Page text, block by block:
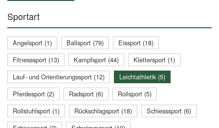
Sportart
Angelsport (1) Ballsport (79)
Eissport (18)
Fitnesssport (13)
Kampfsport (44)
Klettersport (1)
Lauf- und Orientierungssport (12)
Leichtathletik (5)
Pferdesport (2)
Radsport (6)
Rollsport (5)
Rollstuhlsport (1)
Rückschlagsport (18)
Schiesssport (6)